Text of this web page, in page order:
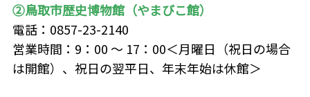
②鳥取市歴史博物館（やまびこ館）
電話：0857-23-2140
営業時間：9：00 ～ 17：00＜月曜日（祝日の場合
は開館）、祝日の翌平日、年末年始は休館＞